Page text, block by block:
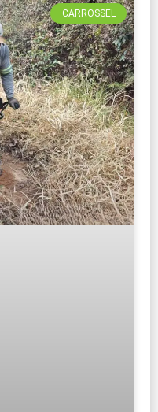
CARROSSEL